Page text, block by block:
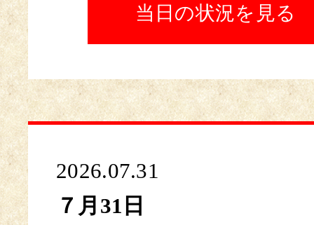
当日の状況を見る
2026.07.31
７月31日